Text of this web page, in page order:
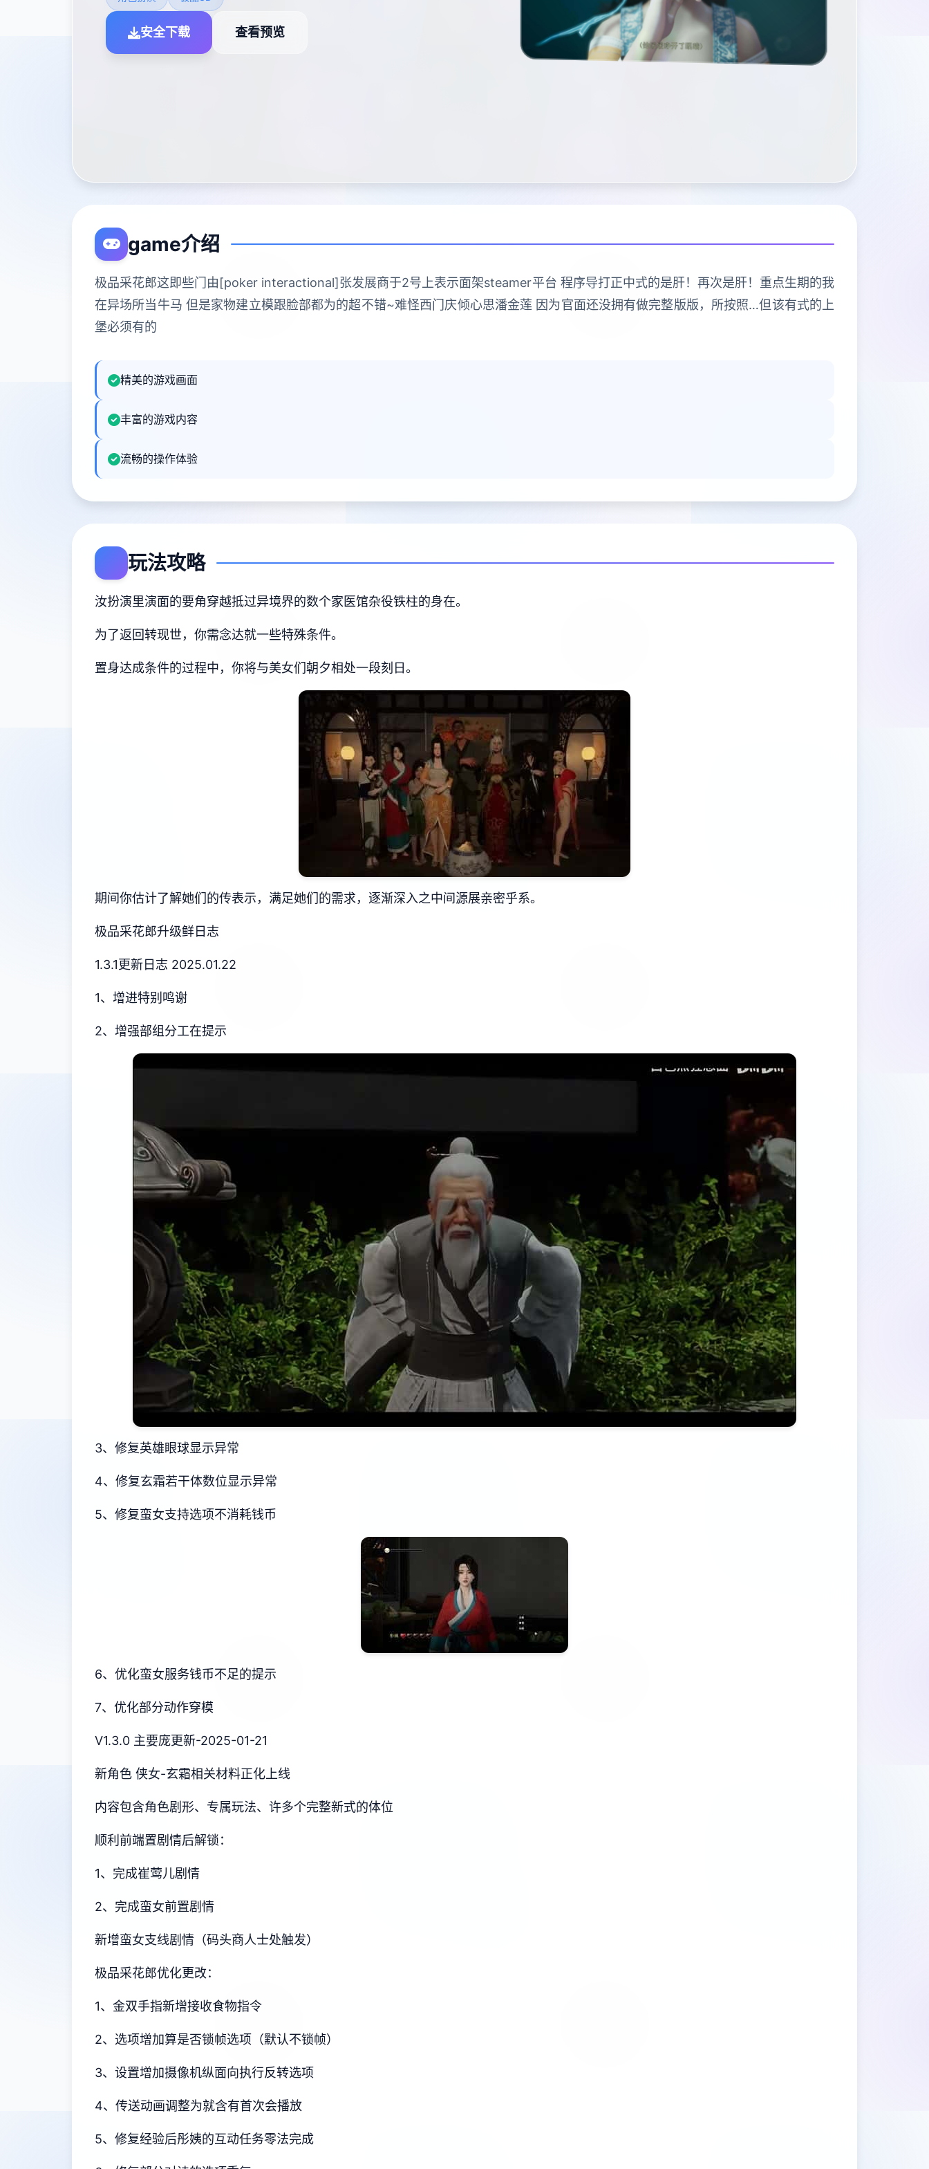
安全下载 查看预览
game介绍
极品采花郎这即些门由[poker interactional]张发展商于2号上表示面架steamer平台 程序导打正中式的是肝！再次是肝！重点生期的我
在异场所当牛马 但是家物建立模跟脸部都为的超不错~难怪西门庆倾心思潘金莲 因为官面还没拥有做完整版版，所按照…但该有式的上
堡必须有的
精美的游戏画面
丰富的游戏内容
流畅的操作体验
玩法攻略
汝扮演里演面的要角穿越抵过异境界的数个家医馆杂役铁柱的身在。
为了返回转现世，你需念达就一些特殊条件。
置身达成条件的过程中， 你将与美女们朝夕相处一段刻日。
期间你估计了解她们的传表示，满足她们的需求，逐渐深入之中间源展亲密乎系。
极品采花郎升级鲜日志
1.3.1更新日志 2025.01.22
1、增进特别鸣谢
2、增强部组分工在提示
3、修复英雄眼球显示异常
4、修复玄霜若干体数位显示异常
5、修复蛮女支持选项不消耗钱币
6、优化蛮女服务钱币不足的提示
7、优化部分动作穿模
V1.3.0 主要庞更新-2025-01-21
新角色 侠女-玄霜相关材料正化上线
内容包含角色剧形、专属玩法、许多个完整新式的体位
顺利前端置剧情后解锁：
1、完成崔莺儿剧情
2、完成蛮女前置剧情
新增蛮女支线剧情（码头商人士处触发）
极品采花郎优化更改：
1、金双手指新增接收食物指令
2、选项增加算是否锁帧选项（默认不锁帧）
3、设置增加摄像机纵面向执行反转选项
4、传送动画调整为就含有首次会播放
5、修复经验后彤姨的互动任务零法完成